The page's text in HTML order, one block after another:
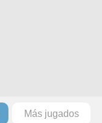
Más jugados